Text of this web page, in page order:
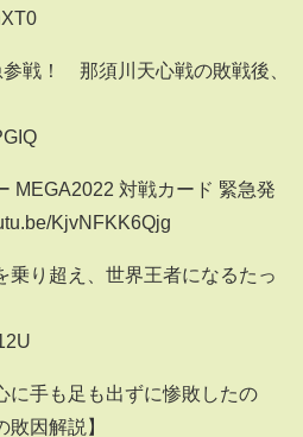
参戦！ 那須川天心戦の敗戦後、
MEGA2022 対戦カード 緊急発
KjvNFKK6Qjg
乗り超え、世界王者になるたっ
に手も足も出ずに惨敗したの
因解説】